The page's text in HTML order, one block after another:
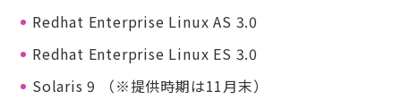
Redhat Enterprise Linux AS 3.0
Redhat Enterprise Linux ES 3.0
Solaris 9 （※提供時期は11月末）